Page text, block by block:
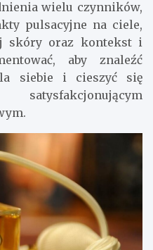
wielu czynników,
pulsacyjne na ciele,
skóry oraz kontekst i
aby znaleźć
siebie i cieszyć się